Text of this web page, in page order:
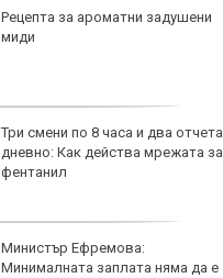
Рецепта за ароматни задушени
миди
Три смени по 8 часа и два отчета
дневно: Как действа мрежата за
фентанил
Министър Ефремова:
Минималната заплата няма да е